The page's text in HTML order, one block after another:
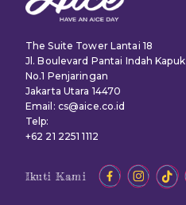
The Suite Tower Lantai 18
Jl. Boulevard Pantai Indah Kapuk
No.1 Penjaringan
Jakarta Utara 14470
Email: cs@aice.co.id
Telp:
+62 21 2251 1112
Ikuti Kami